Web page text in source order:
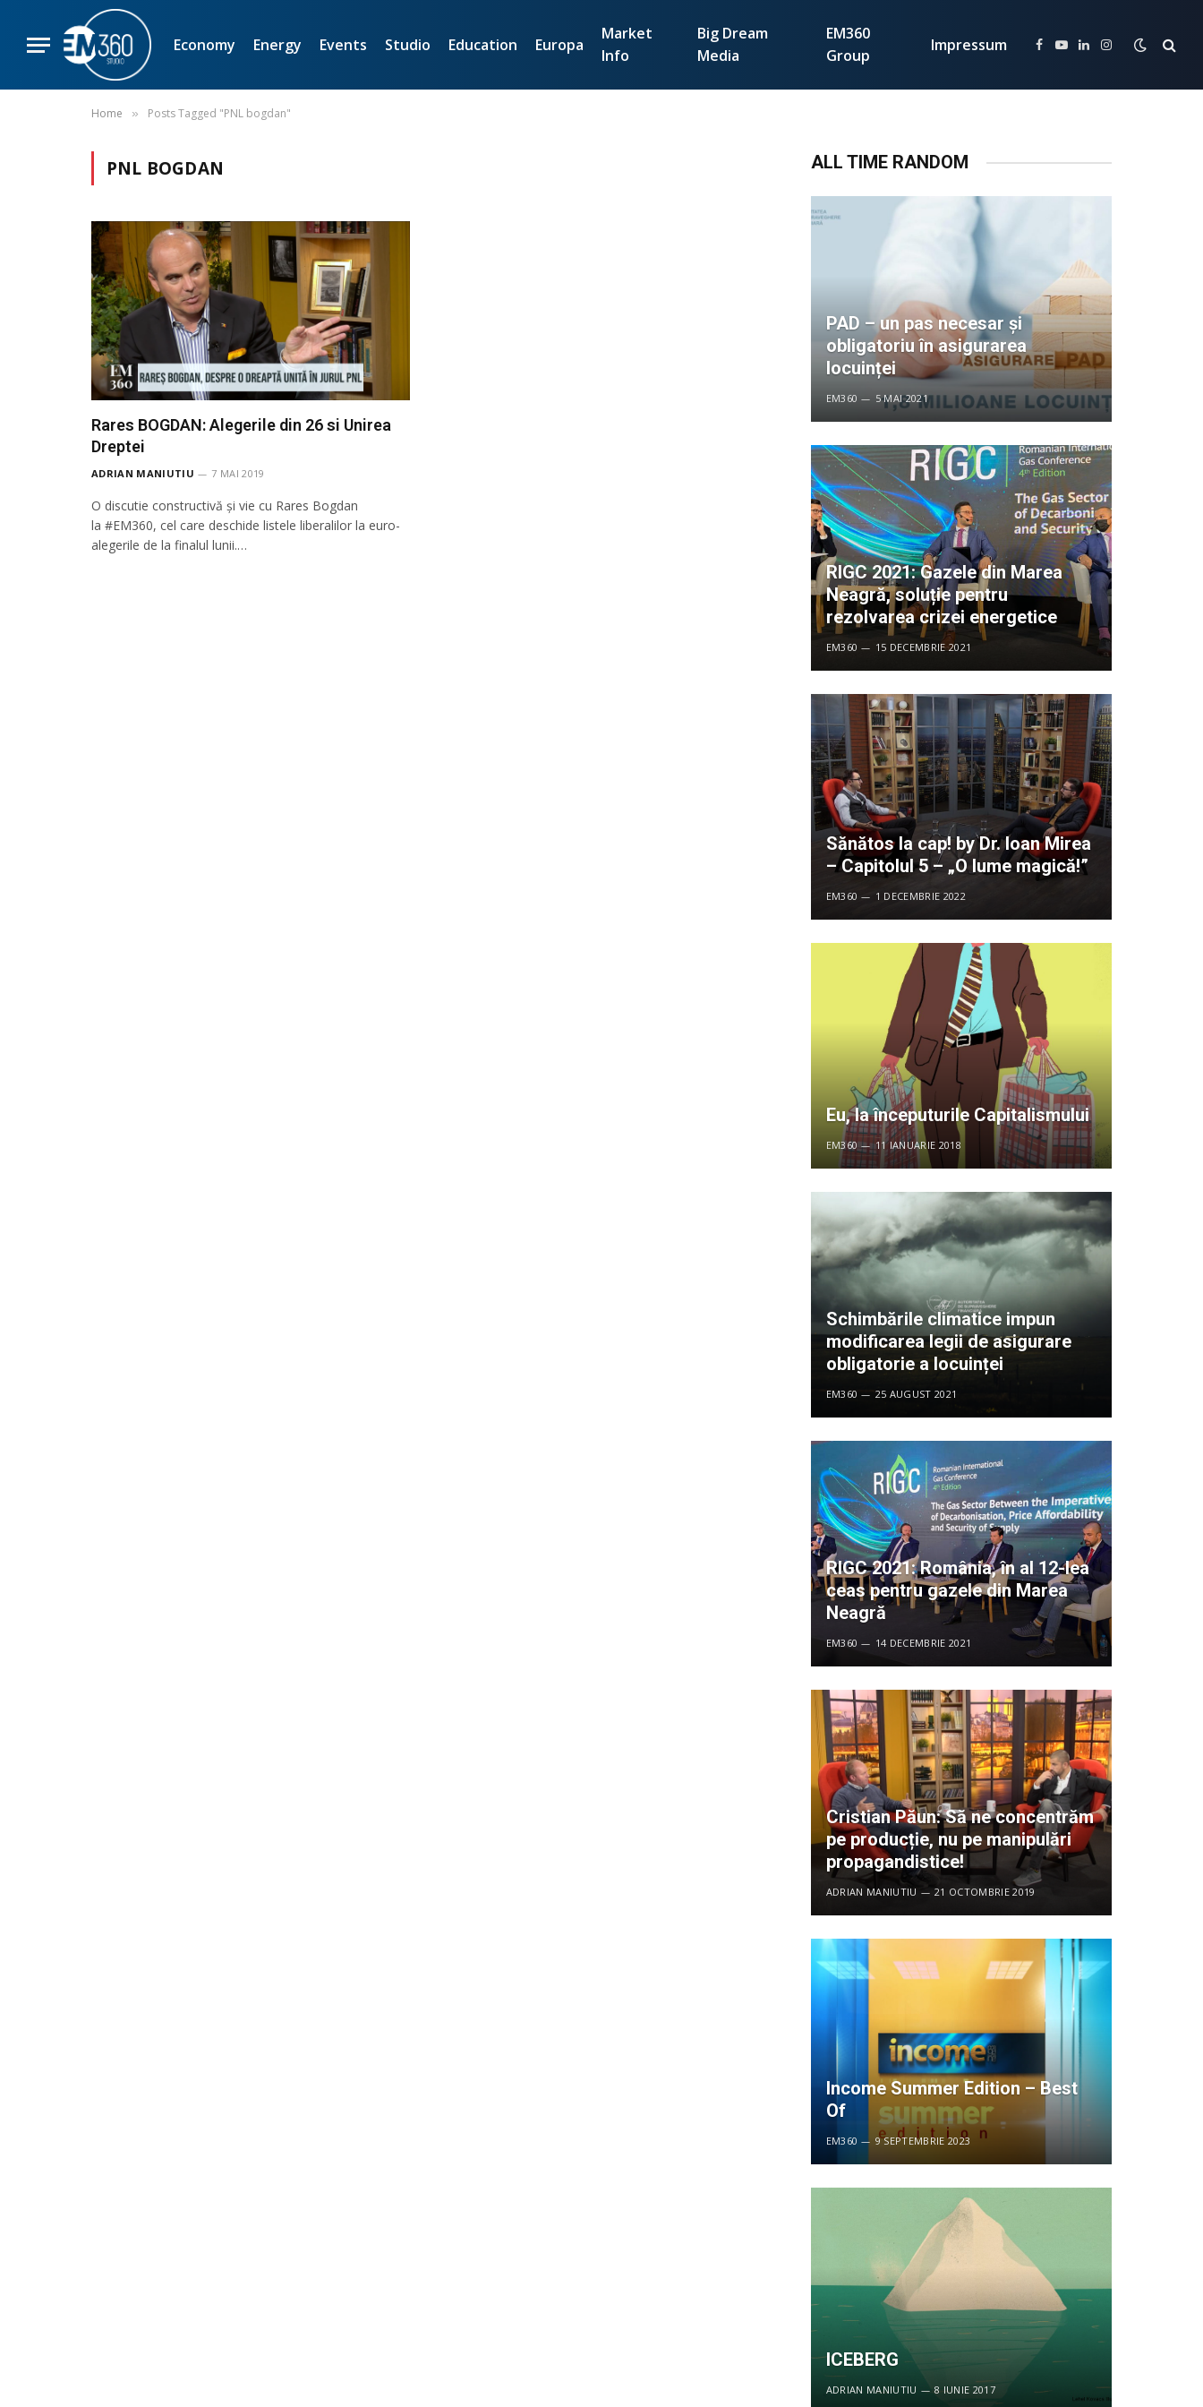
Economy Energy Events Studio Education Europa
Market
Info
Big Dream
Media
EM360
Group
Impressum Facebook
YouTube
LinkedInInstagram
Home » Posts Tagged "PNL bogdan"
PNL BOGDAN
Rares BOGDAN: Alegerile din 26 si Unirea
Dreptei
ADRIAN MANIUTIU 7 MAI 2019
O discutie constructivă și vie cu Rares Bogdan
la #EM360, cel care deschide listele liberalilor la euro-
alegerile de la finalul lunii.…
ALL TIME RANDOM
PAD – un pas necesar și
obligatoriu în asigurarea
locuinței
EM360 5 MAI 2021
RIGC 2021: Gazele din Marea
Neagră, soluție pentru
rezolvarea crizei energetice
EM360 15 DECEMBRIE 2021
Sănătos la cap! by Dr. Ioan Mirea
– Capitolul 5 – „O lume magică!”
EM360 1 DECEMBRIE 2022
Eu, la începuturile Capitalismului
EM360 11 IANUARIE 2018
Schimbările climatice impun
modificarea legii de asigurare
obligatorie a locuinței
EM360 25 AUGUST 2021
RIGC 2021: România, în al 12-lea
ceas pentru gazele din Marea
Neagră
EM360 14 DECEMBRIE 2021
Cristian Păun: Să ne concentrăm
pe producție, nu pe manipulări
propagandistice!
ADRIAN MANIUTIU 21 OCTOMBRIE 2019
Income Summer Edition – Best
Of
EM360 9 SEPTEMBRIE 2023
ICEBERG
ADRIAN MANIUTIU 8 IUNIE 2017